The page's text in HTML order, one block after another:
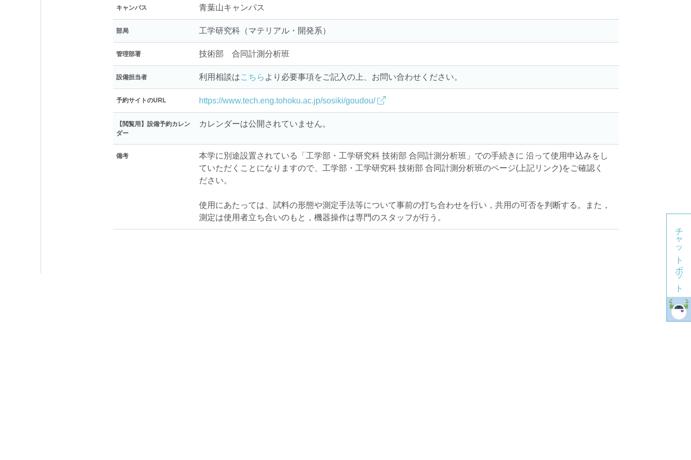
キャンパス 青葉山キャンパス
部局 工学研究科（マテリアル・開発系）
管理部署 技術部 合同計測分析班
設備担当者 利用相談はこちら より必要事項をご記入の上、お問い合わせください。
予約サイトのURL https://www.tech.eng.tohoku.ac.jp/sosiki/goudou/
【閲覧用】設備予約カレン
ダー
カレンダーは公開されていません。
備考
本学に別途設置されている「工学部・工学研究科 技術部 合同計測分析班」での手続きに 沿って使用申込みをし
ていただくことになりますので、工学部・工学研究科 技術部 合同計測分析班のページ(上記リンク)をご確認く
ださい。
使用にあたっては、試料の形態や測定手法等について事前の打ち合わせを行い，共用の可否を判断する。また，
測定は使用者立ち合いのもと，機器操作は専門のスタッフが行う。
チャットボット